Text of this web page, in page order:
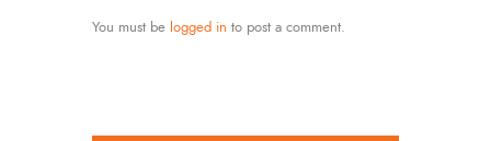
You must be logged in to post a comment.